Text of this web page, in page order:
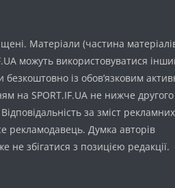
Матеріали (частина
можуть використовуватися
безкоштовно із обов’язковим
на SPORT.IF.UA не нижче другого
за зміст рекламних
рекламодавець. Думка авторів
не збігатися з позицією редакції.